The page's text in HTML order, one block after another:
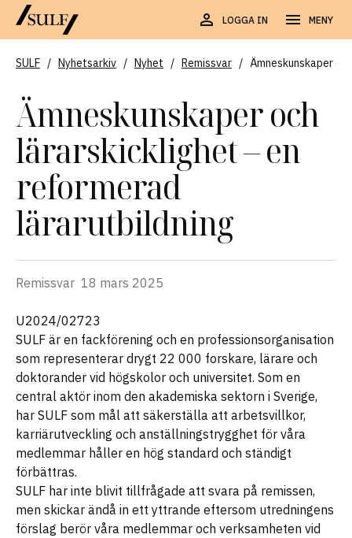
LOGGA IN MENY
SULF / Nyhetsarkiv / Nyhet / Remissvar / Ämneskunskaper
Ämneskunskaper och
lärarskicklighet – en
reformerad
lärarutbildning
Remissvar 18 mars 2025
U2024/02723
SULF är en fackförening och en professionsorganisation
som representerar drygt 22 000 forskare, lärare och
doktorander vid högskolor och universitet. Som en
central aktör inom den akademiska sektorn i Sverige,
har SULF som mål att säkerställa att arbetsvillkor,
karriärutveckling och anställningstrygghet för våra
medlemmar håller en hög standard och ständigt
förbättras.
SULF har inte blivit tillfrågade att svara på remissen,
men skickar ändå in ett yttrande eftersom utredningens
förslag berör våra medlemmar och verksamheten vid